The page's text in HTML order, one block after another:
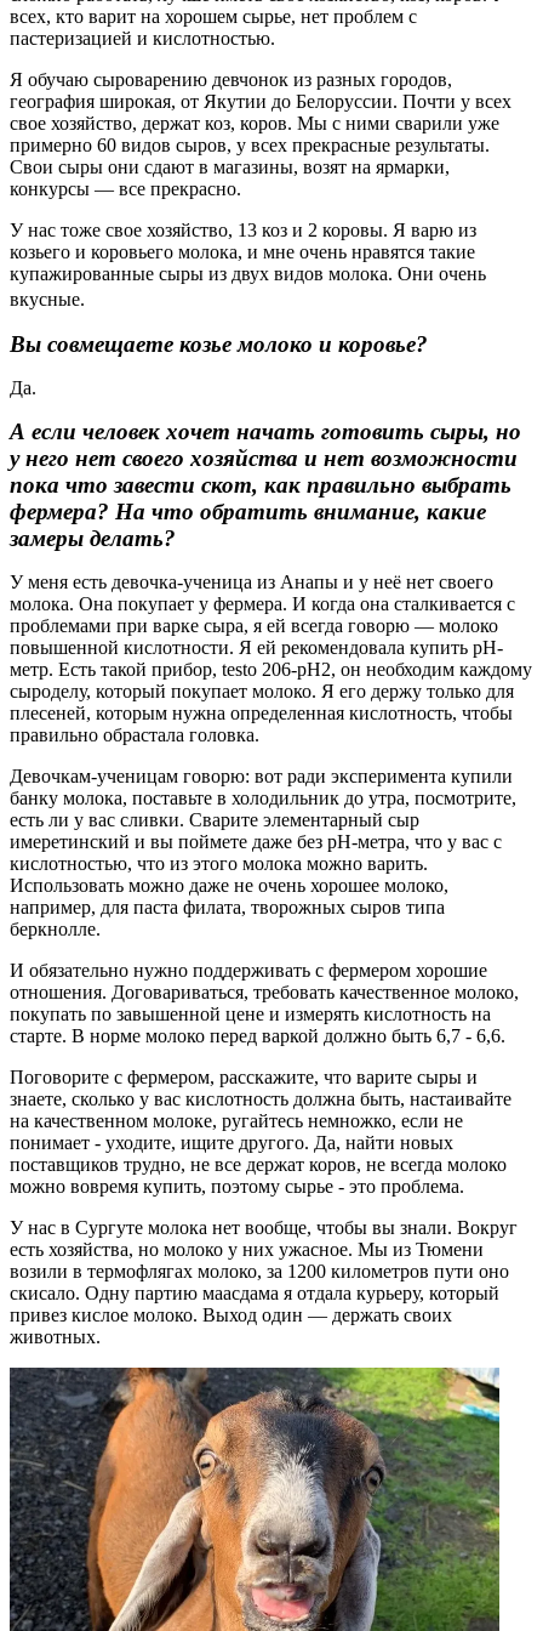
всех, кто варит на хорошем сырье, нет проблем с
пастеризацией и кислотностью.
Я обучаю сыроварению девчонок из разных городов,
география широкая, от Якутии до Белоруссии. Почти у всех
свое хозяйство, держат коз, коров. Мы с ними сварили уже
примерно 60 видов сыров, у всех прекрасные результаты.
Свои сыры они сдают в магазины, возят на ярмарки,
конкурсы — все прекрасно.
У нас тоже свое хозяйство, 13 коз и 2 коровы. Я варю из
козьего и коровьего молока, и мне очень нравятся такие
купажированные сыры из двух видов молока. Они очень
вкусные.
Вы совмещаете козье молоко и коровье?
Да.
А если человек хочет начать готовить сыры, но
у него нет своего хозяйства и нет возможности
пока что завести скот, как правильно выбрать
фермера? На что обратить внимание, какие
замеры делать?
У меня есть девочка-ученица из Анапы и у неё нет своего
молока. Она покупает у фермера. И когда она сталкивается с
проблемами при варке сыра, я ей всегда говорю — молоко
повышенной кислотности. Я ей рекомендовала купить pH-
метр. Есть такой прибор, testo 206-pH2, он необходим каждому
сыроделу, который покупает молоко. Я его держу только для
плесеней, которым нужна определенная кислотность, чтобы
правильно обрастала головка.
Девочкам-ученицам говорю: вот ради эксперимента купили
банку молока, поставьте в холодильник до утра, посмотрите,
есть ли у вас сливки. Сварите элементарный сыр
имеретинский и вы поймете даже без pH-метра, что у вас с
кислотностью, что из этого молока можно варить.
Использовать можно даже не очень хорошее молоко,
например, для паста филата, творожных сыров типа
беркнолле.
И обязательно нужно поддерживать с фермером хорошие
отношения. Договариваться, требовать качественное молоко,
покупать по завышенной цене и измерять кислотность на
старте. В норме молоко перед варкой должно быть 6,7 - 6,6.
Поговорите с фермером, расскажите, что варите сыры и
знаете, сколько у вас кислотность должна быть, настаивайте
на качественном молоке, ругайтесь немножко, если не
понимает - уходите, ищите другого. Да, найти новых
поставщиков трудно, не все держат коров, не всегда молоко
можно вовремя купить, поэтому сырье - это проблема.
У нас в Сургуте молока нет вообще, чтобы вы знали. Вокруг
есть хозяйства, но молоко у них ужасное. Мы из Тюмени
возили в термофлягах молоко, за 1200 километров пути оно
скисало. Одну партию маасдама я отдала курьеру, который
привез кислое молоко. Выход один — держать своих
животных.